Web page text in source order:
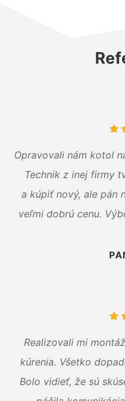
Opravovali nám kotol
Technik z inej firmy
a kúpiť nový, ale pán
veľmi dobrú cenu.
Realizovali mi
kúrenia. Všetko
Bolo vidieť, že sú